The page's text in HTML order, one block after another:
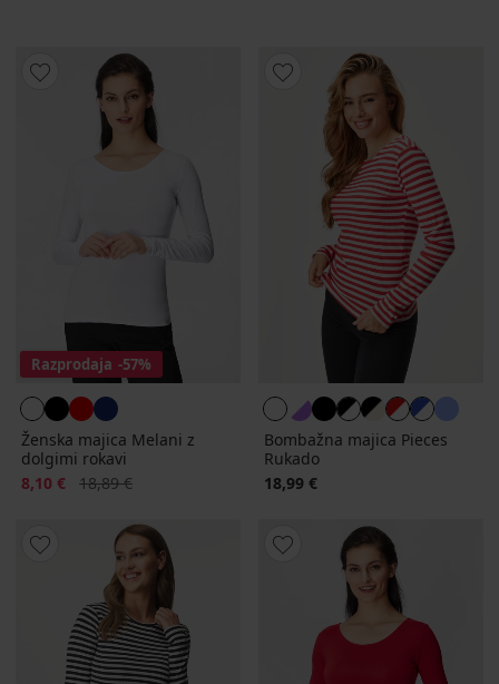
Razprodaja -57%
Ženska majica Melani z
dolgimi rokavi
Popust
8,10 € Prvotna cena
18,89 €
Bombažna majica Pieces
Rukado
18,99 €